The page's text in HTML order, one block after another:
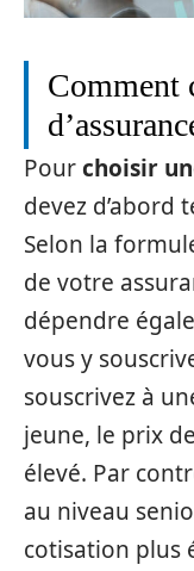
Comment
Pourchoisir
devez d’abord
Selon la
de votre
dépendre
vous y
souscrivez à
jeune, le prix
élevé. Par
au niveau
cotisation plus